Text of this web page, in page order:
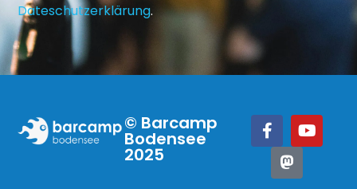
Dateschutzerklärung.
© Barcamp
Bodensee
2025